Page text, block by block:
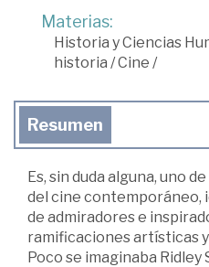
Materias:
Historia y Ciencias
historia /Cine /
Resumen
Es, sin duda alguna, uno
del cine contemporáneo,
de admiradores e
ramificaciones artísticas
Poco se imaginaba